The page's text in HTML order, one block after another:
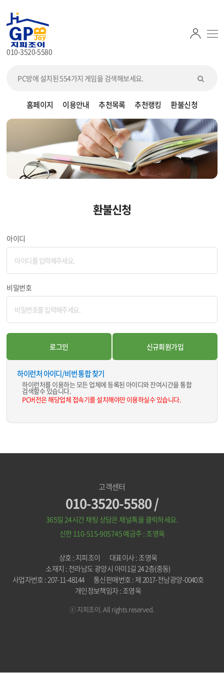
010-3520-5580
홈페이지 이용안내 추천목록 추천랭킹 환불신청
환불신청
아이디
비밀번호
하이런처 아이디/비번 통합 찾기
하이런처를 이용하는 모든 업체에 등록된 아이디와 잔여시간을 통합
검색할수 있습니다.
PC버전은 해당업체 접속기를 설치해야만 이용하실수 있습니다.
고객센터
010-3520-5580 /
365일 24시간 채팅 상담은 채널톡을 클릭하세요.
신한 110-515-905745예금주 : 조영욱
상호 : 지피조이
대표이사 : 조영욱
소재지 : 전라남도 광양시 아미1길 24 2층(중동)
사업자번호 : 207-11-48144
통신판매번호 : 제 2017-전남광양-0040호
개인정보책임자 : 조영욱
ⓒ 지피조이. All rights reserved.